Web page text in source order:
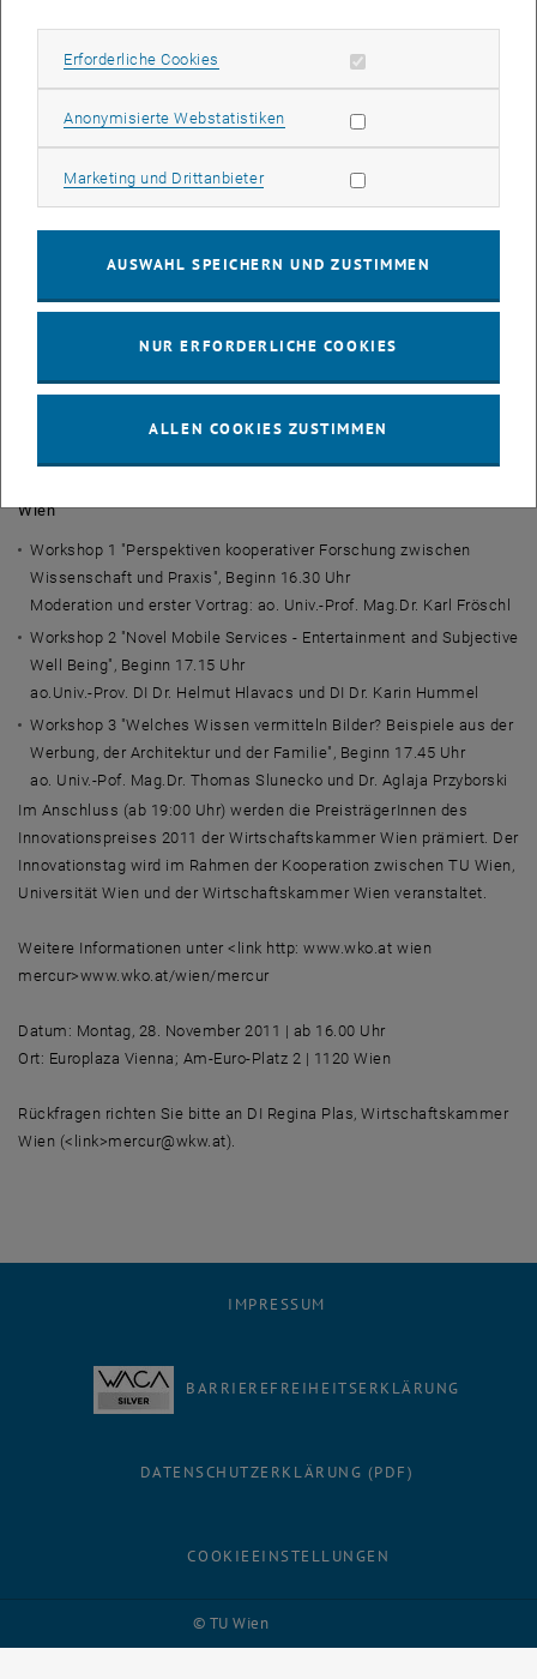
Beginn 16.30 Uhr
Energiesysteme", Beginn 17.15 Uhr
Univ.Prof.DI Dr. Markus Haider TU Wien, Institut für Energietechnik
Workshop 3 "Smart Integration", Beginn 17.45 Uhr
Univ.Prof.DI Dr.,Wolfgang Kastner TU Wien, Institut für
Wien"
Workshop 1 "Perspektiven kooperativer Forschung zwischen
Wissenschaft und Praxis", Beginn 16.30 Uhr
Moderation und erster Vortrag: ao. Univ.-Prof. Mag.Dr. Karl Fröschl
Workshop 2 "Novel Mobile Services - Entertainment and Subjective
Well Being", Beginn 17.15 Uhr
ao.Univ.-Prov. DI Dr. Helmut Hlavacs und DI Dr. Karin Hummel
Workshop 3 "Welches Wissen vermitteln Bilder? Beispiele aus der
Werbung, der Architektur und der Familie", Beginn 17.45 Uhr
ao. Univ.-Pof. Mag.Dr. Thomas Slunecko und Dr. Aglaja Przyborski
Im Anschluss (ab 19:00 Uhr) werden die PreisträgerInnen des
Innovationspreises 2011 der Wirtschaftskammer Wien prämiert. Der
Innovationstag wird im Rahmen der Kooperation zwischen TU Wien,
Universität Wien und der Wirtschaftskammer Wien veranstaltet.
Weitere Informationen unter <link http: www.wko.at wien
mercur>www.wko.at/wien/mercur
Datum: Montag, 28. November 2011 | ab 16.00 Uhr
Ort: Europlaza Vienna; Am-Euro-Platz 2 | 1120 Wien
Rückfragen richten Sie bitte an DI Regina Plas, Wirtschaftskammer
Wien (<link>mercur@wkw.at).
© TU Wien
IMPRESSUM
BARRIEREFREIHEITSERKLÄRUNG
DATENSCHUTZERKLÄRUNG (PDF)
COOKIEEINSTELLUNGEN
Erforderliche Cookies Erforderliche Cookies zulassen
Anonymisierte WebstatistikenStatistik Cookies zulassen
Marketing und DrittanbieterMarketing Cookies zulassen
AUSWAHL SPEICHERN UND ZUSTIMMEN
NUR ERFORDERLICHE COOKIES
ALLEN COOKIES ZUSTIMMEN